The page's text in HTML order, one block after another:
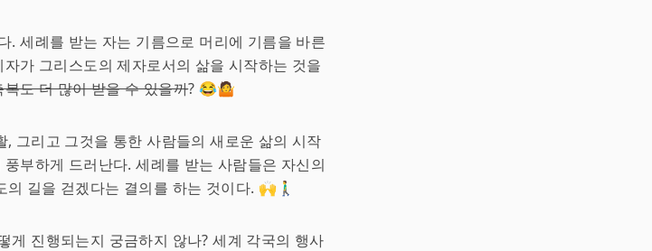
. 세례를 받는 자는 기름으로 머리에 기름을 바른
가 그리스도의 제자로서의 삶을 시작하는 것을
도 더 많이 받을 수 있을까? 😂🤷
그리고 그것을 통한 사람들의 새로운 삶의 시작
부하게 드러난다. 세례를 받는 사람들은 자신의
길을 걷겠다는 결의를 하는 것이다. 🙌🚶‍♂️
게 진행되는지 궁금하지 않나? 세계 각국의 행사